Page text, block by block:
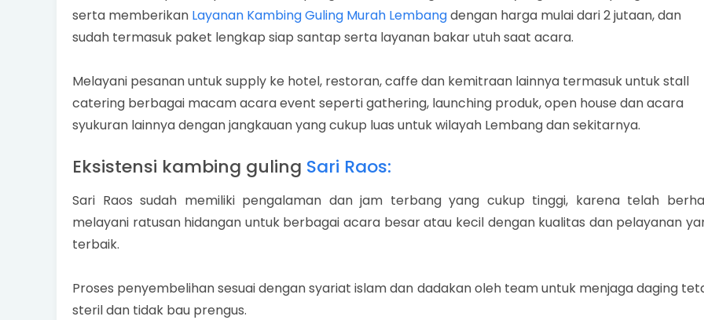
serta memberikan Layanan Kambing Guling Murah Lembangdengan harga mulai dari 2 jutaan, dan
sudah termasuk paket lengkap siap santap serta layanan bakar utuh saat acara.
Melayani pesanan untuk supply ke hotel, restoran, caffe dan kemitraan lainnya termasuk untuk stall
catering berbagai macam acara event seperti gathering, launching produk, open house dan acara
syukuran lainnya dengan jangkauan yang cukup luas untuk wilayah Lembang dan sekitarnya.
Eksistensi kambing guling Sari Raos:
Sari Raos sudah memiliki pengalaman dan jam terbang yang cukup tinggi, karena telah
melayani ratusan hidangan untuk berbagai acara besar atau kecil dengan kualitas dan pelayanan
terbaik.
Proses penyembelihan sesuai dengan syariat islam dan dadakan oleh team untuk menjaga daging
steril dan tidak bau prengus.